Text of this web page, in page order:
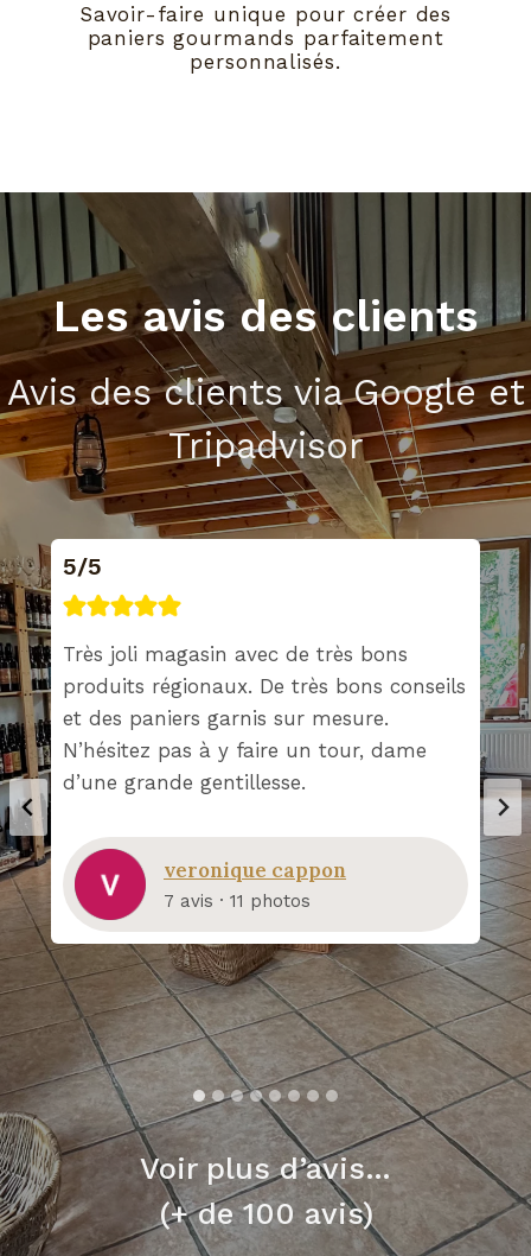
Savoir-faire unique pour créer des
paniers gourmands parfaitement
personnalisés.
Les avis des clients
Avis des clients via Google et
Tripadvisor
5/5
Très joli magasin avec de très bons
produits régionaux. De très bons conseils
et des paniers garnis sur mesure.
N’hésitez pas à y faire un tour, dame
d’une grande gentillesse.
veronique cappon
7 avis · 11 photos
Voir plus d’avis…
(+ de 100 avis)